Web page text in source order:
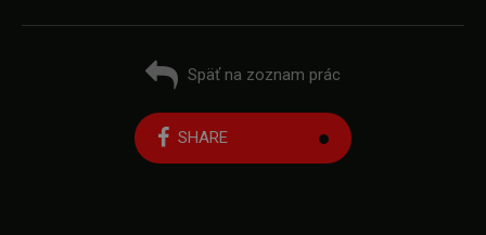
Späť na zoznam prác
SHARE